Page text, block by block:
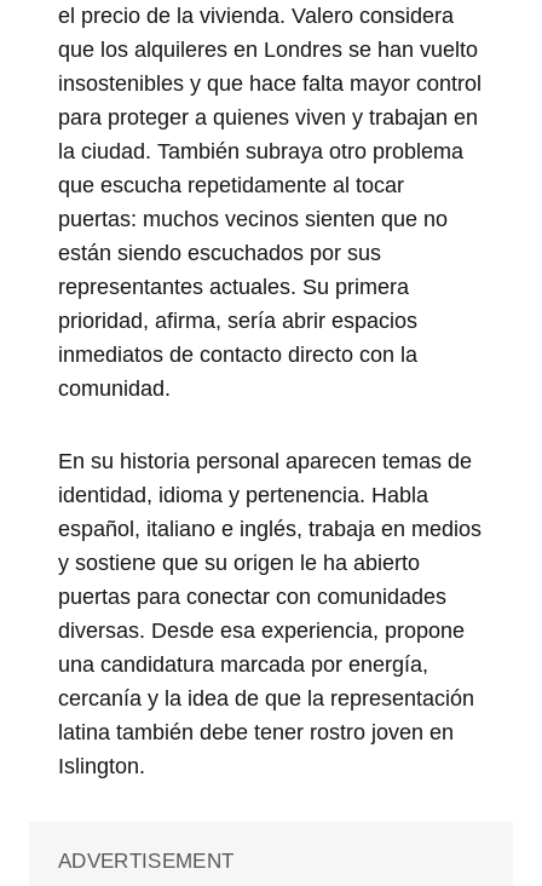
el precio de la vivienda. Valero considera
que los alquileres en Londres se han vuelto
insostenibles y que hace falta mayor control
para proteger a quienes viven y trabajan en
la ciudad. También subraya otro problema
que escucha repetidamente al tocar
puertas: muchos vecinos sienten que no
están siendo escuchados por sus
representantes actuales. Su primera
prioridad, afirma, sería abrir espacios
inmediatos de contacto directo con la
comunidad.
En su historia personal aparecen temas de
identidad, idioma y pertenencia. Habla
español, italiano e inglés, trabaja en medios
y sostiene que su origen le ha abierto
puertas para conectar con comunidades
diversas. Desde esa experiencia, propone
una candidatura marcada por energía,
cercanía y la idea de que la representación
latina también debe tener rostro joven en
Islington.
ADVERTISEMENT